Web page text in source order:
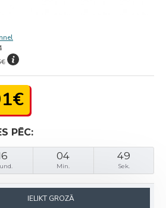
PĒC:
04
Min.
49
Sek.
IELIKT GROZĀ